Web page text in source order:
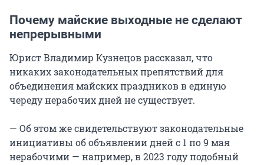
Почему майские выходные не сделают
непрерывными
Юрист Владимир Кузнецов рассказал, что
никаких законодательных препятствий для
объединения майских праздников в единую
череду нерабочих дней не существует.
— Об этом же свидетельствуют законодательные
инициативы об объявлении дней с 1 по 9 мая
нерабочими — например, в 2023 году подобный